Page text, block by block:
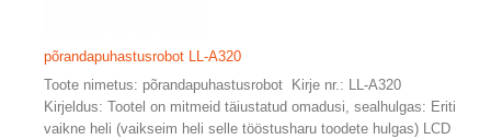
põrandapuhastusrobot LL-A320
Toote nimetus: põrandapuhastusrobot Kirje nr.: LL-A320
Kirjeldus: Tootel on mitmeid täiustatud omadusi, sealhulgas: Eriti
vaikne heli (vaikseim heli selle tööstusharu toodete hulgas) LCD